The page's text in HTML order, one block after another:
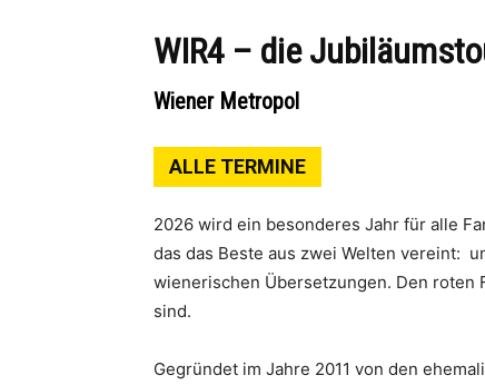
WIR4 – die
Wiener Metropol
ALLE TERMINE
2026 wird ein besonderes Jahr für alle
das das Beste aus zwei Welten vereint:
wienerischen Übersetzungen. Den roten
sind.
Gegründet im Jahre 2011 von den